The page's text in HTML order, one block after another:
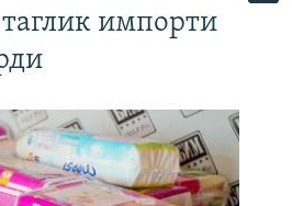
импорти